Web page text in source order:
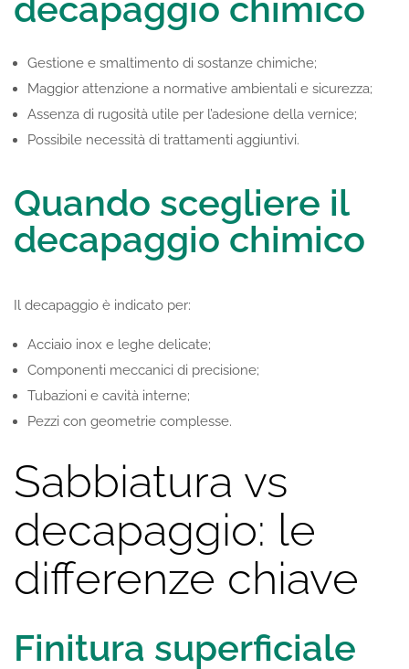
decapaggio chimico
Gestione e smaltimento di sostanze chimiche;
Maggior attenzione a normative ambientali e sicurezza;
Assenza di rugosità utile per l’adesione della vernice;
Possibile necessità di trattamenti aggiuntivi.
Quando scegliere il
decapaggio chimico
Il decapaggio è indicato per:
Acciaio inox e leghe delicate;
Componenti meccanici di precisione;
Tubazioni e cavità interne;
Pezzi con geometrie complesse.
Sabbiatura vs
decapaggio: le
differenze chiave
Finitura superficiale